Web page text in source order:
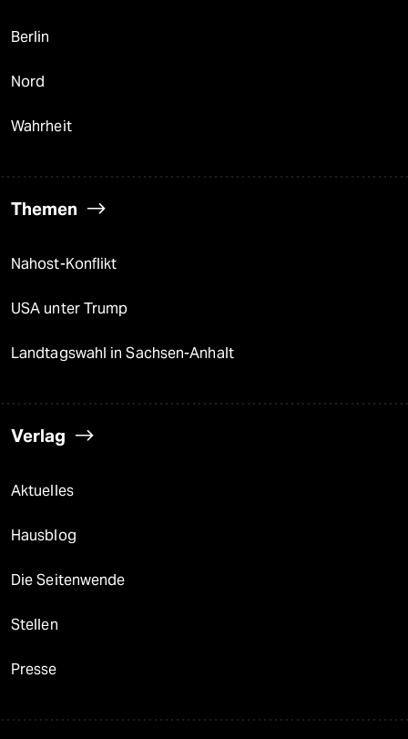
Berlin
Nord
Wahrheit
Themen
Nahost-Konflikt
USA unter Trump
Landtagswahl in Sachsen-Anhalt
Verlag
Aktuelles
Hausblog
Die Seitenwende
Stellen
Presse